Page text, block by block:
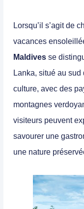
Lorsqu’il s’agit de
vacances
Maldives se
Lanka, situé au sud
culture, avec des
montagnes
visiteurs peuvent
savourer une
une nature